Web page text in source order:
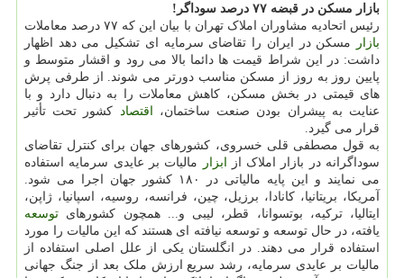
بازار مسکن در قبضه ۷۷ درصد سوداگر!
رئیس اتحادیه مشاوران املاک تهران با بیان این که ۷۷ درصد معاملات
بازار
مسکن در ایران را تقاضای سرمایه ای تشکیل می دهد اظهار
داشت: در این شراط قیمت ها دائما بالا می رود و اقشار متوسط و
پایین روز به روز از مسکن مناسب دورتر می شوند. از طرفی پرش
های قیمتی در بخش مسکن، کاهش معاملات را به دنبال دارد و با
عنایت به پیشران بودن صنعت ساختمان،
اقتصاد
کشور تحت تأثیر
قرار می گیرد.
به قول مصطفی قلی خسروی، کشورهای جهان برای کنترل تقاضای
سوداگرانه در بازار املاک از
ابزار
مالیات بر عایدی سرمایه استفاده
می نمایند و این پایه مالیاتی در ۱۸۰ کشور جهان اجرا می شود.
آمریکا، بریتانیا، کانادا، برزیل، چین، فرانسه، روسیه، اسپانیا، ژاپن،
ایتالیا، ترکیه، بوتسوانا، قطر، لیبی و... همچون کشورهای توسعه
یافته، در حال توسعه و توسعه نیافته ای هستند که این مالیات را مورد
استفاده قرار می دهند. در انگلستان یکی از علل اصلی استفاده از
مالیات بر عایدی سرمایه، رشد سریع ارزش ملک بعد از جنگ جهانی